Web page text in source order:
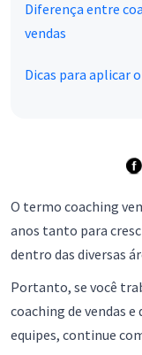
Diferença entre
vendas
Dicas para aplicar
O termo coaching
anos tanto para
dentro das diversas
Portanto, se você
coaching de vendas
equipes, continue